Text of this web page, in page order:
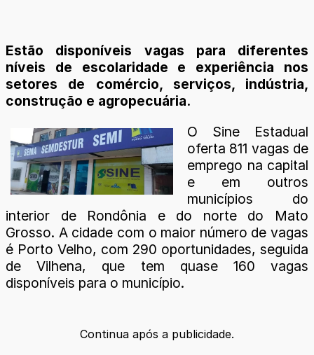
Estão disponíveis vagas para diferentes
níveis de escolaridade e experiência nos
setores de comércio, serviços, indústria,
construção e agropecuária.
O Sine Estadual
oferta 811 vagas de
emprego na capital
e em outros
municípios do
interior de Rondônia e do norte do Mato
Grosso. A cidade com o maior número de vagas
é Porto Velho, com 290 oportunidades, seguida
de Vilhena, que tem quase 160 vagas
disponíveis para o município.
Continua após a publicidade.